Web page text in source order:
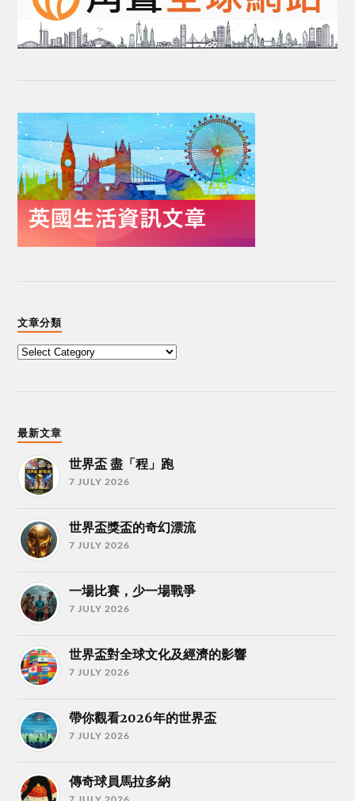
文章分類
最新文章
世界盃 盡「程」跑
7 JULY 2026
世界盃獎盃的奇幻漂流
7 JULY 2026
一場比賽，少一場戰爭
7 JULY 2026
世界盃對全球文化及經濟的影響
7 JULY 2026
帶你觀看2026年的世界盃
7 JULY 2026
傳奇球員馬拉多納